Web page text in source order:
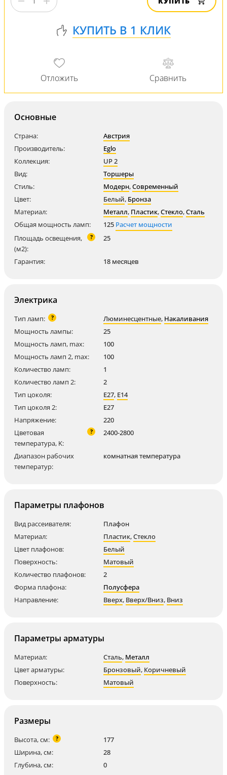
Основные
Страна:
Австрия
Производитель:
Eglo
Коллекция:
UP 2
Вид:
Торшеры
Стиль:
Модерн,Современный
Цвет:
Белый, Бронза
Материал:
Металл, Пластик,Стекло,Сталь
Общая мощность ламп:
125 Расчет мощности
Площадь освещения,
(м2):
? 25
Гарантия: 18 месяцев
Электрика
Тип ламп: ? Люминесцентные, Накаливания
Мощность лампы:
25
Мощность ламп, max:
100
Мощность ламп 2, max:
100
Количество ламп:
1
Количество ламп 2:
2
Тип цоколя:
E27, E14
Тип цоколя 2:
E27
Напряжение:
220
Цветовая
температура, K:
? 2400-2800
Диапазон рабочих
температур:
комнатная температура
Параметры плафонов
Вид рассеивателя:
Плафон
Материал:
Пластик,Стекло
Цвет плафонов:
Белый
Поверхность:
Матовый
Количество плафонов:
2
Форма плафона:
Полусфера
Направление:
Вверх, Вверх/Вниз, Вниз
Параметры арматуры
Материал: Сталь, Металл
Цвет арматуры:
Бронзовый, Коричневый
Поверхность:
Матовый
Размеры
Высота, см: ?
177
Ширина, см:
28
Глубина, см:
0